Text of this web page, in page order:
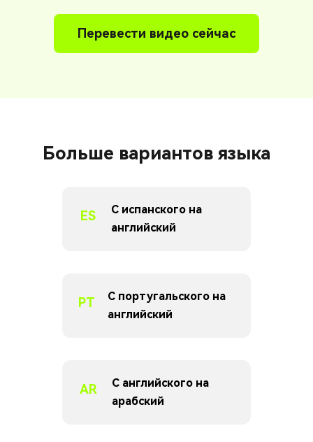
Перевести видео сейчас
Больше вариантов языка
ES
С испанского на
английский
PT
С португальского на
английский
AR
С английского на
арабский